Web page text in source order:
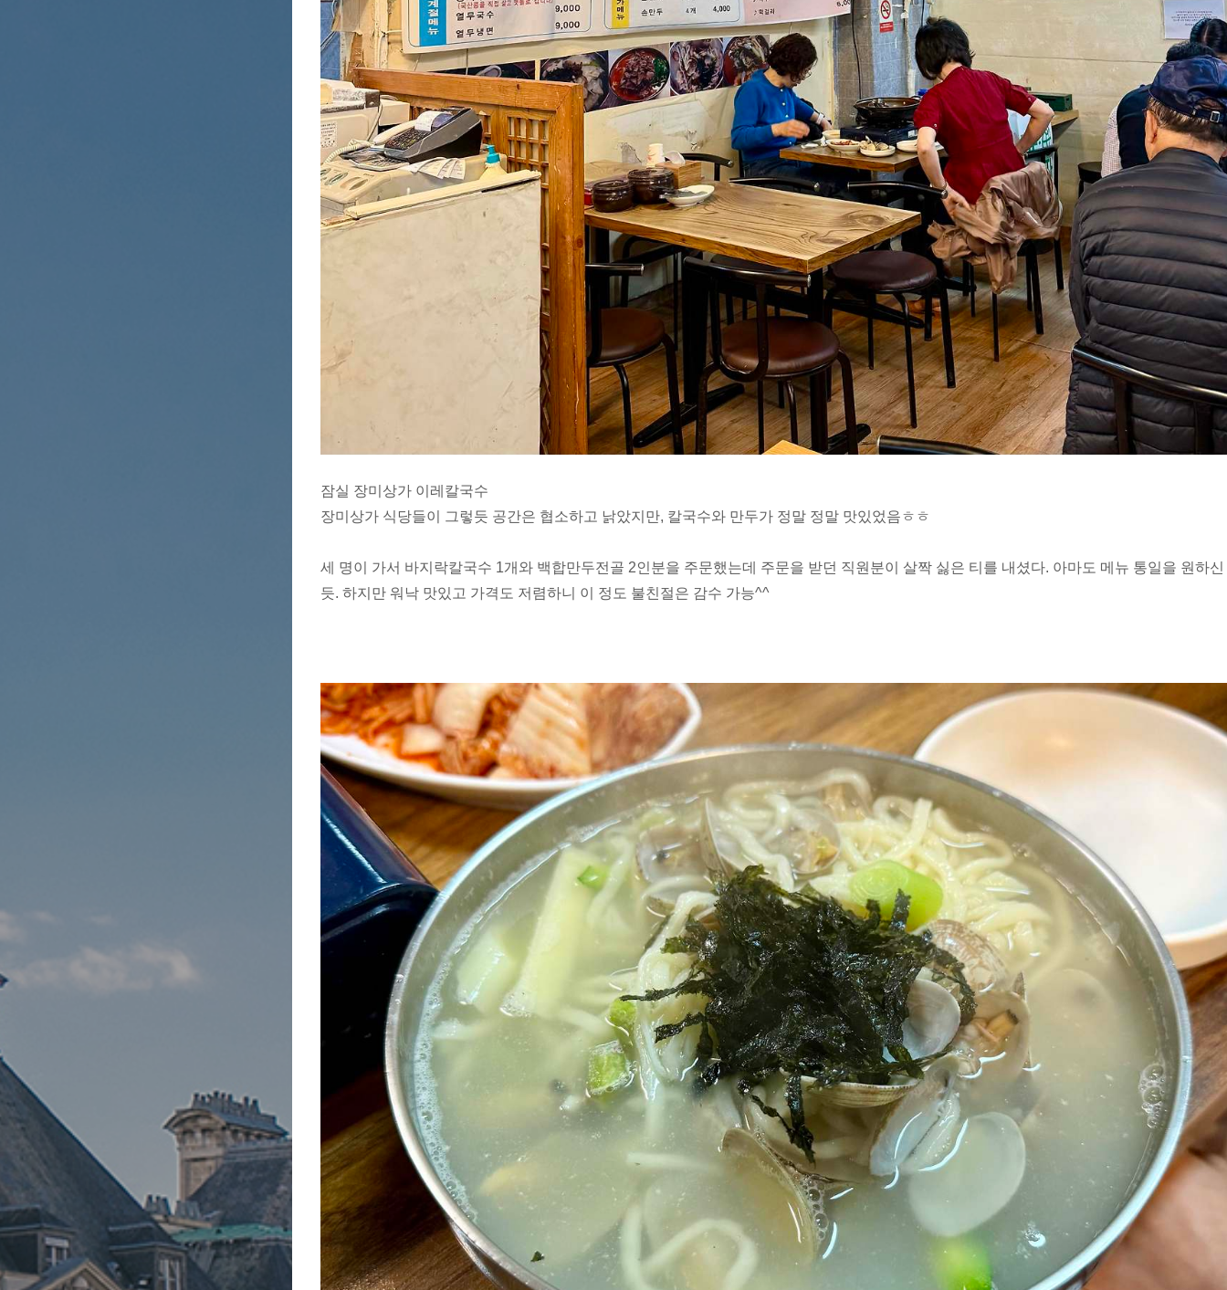
잠실 장미상가 이레칼국수
장미상가 식당들이 그렇듯 공간은 협소하고 낡았지만, 칼국수와 만두가 정말 정말 맛있었음ㅎㅎ
세 명이 가서 바지락칼국수 1개와 백합만두전골 2인분을 주문했는데 주문을 받던 직원분이 살짝 싫은 티를 내셨다. 아마도 메뉴 통일을 원하신
듯. 하지만 워낙 맛있고 가격도 저렴하니 이 정도 불친절은 감수 가능^^